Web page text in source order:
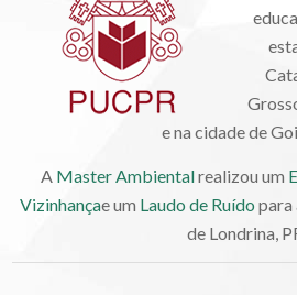
e na cidade de
A Master Ambientalrealizou um
Vizinhançae um Laudo de Ruído para
de Londrina,